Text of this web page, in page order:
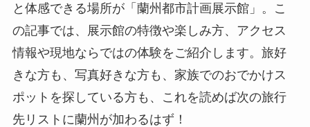
と体感できる場所が「蘭州都市計画展示館」。こ
の記事では、展示館の特徴や楽しみ方、アクセス
情報や現地ならではの体験をご紹介します。旅好
きな方も、写真好きな方も、家族でのおでかけス
ポットを探している方も、これを読めば次の旅行
先リストに蘭州が加わるはず！